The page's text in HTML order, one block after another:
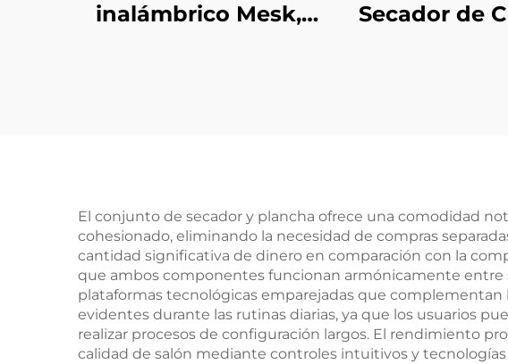
inalámbrico Mesk,
Secador de
un Solo
El conjunto de secador y plancha ofrece una comodidad
cohesionado, eliminando la necesidad de compras
cantidad significativa de dinero en comparación con la
que ambos componentes funcionan armónicamente entre
plataformas tecnológicas emparejadas que
evidentes durante las rutinas diarias, ya que los usuarios
realizar procesos de configuración largos. El rendimiento
calidad de salón mediante controles intuitivos y